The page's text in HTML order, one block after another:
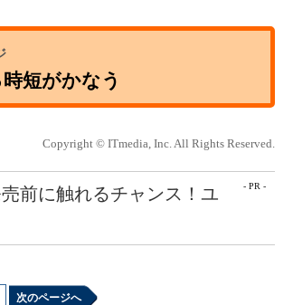
短がかなう
Copyright © ITmedia, Inc. All Rights Reserved.
- PR -
前に触れるチャンス！ユ
次のページへ